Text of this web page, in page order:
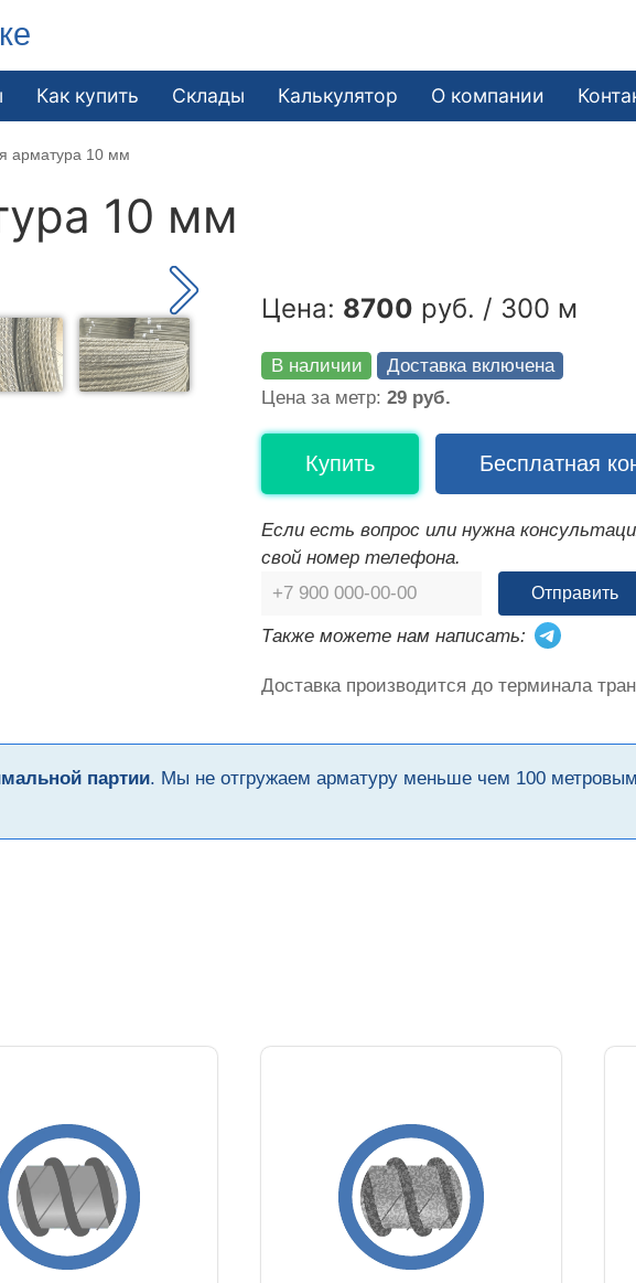
Как купить Склады Калькулятор О компании
арматура 10 мм
10 мм
Цена: 8700 руб. / 300 м
В наличии
Доставка включена
Цена за метр: 29 руб.
Купить Бесплатная
Если есть вопрос или нужна
свой номер телефона.
Отправить
Также можете нам написать:
Доставка производится до терминала
партии. Мы не отгружаем арматуру меньше чем 100